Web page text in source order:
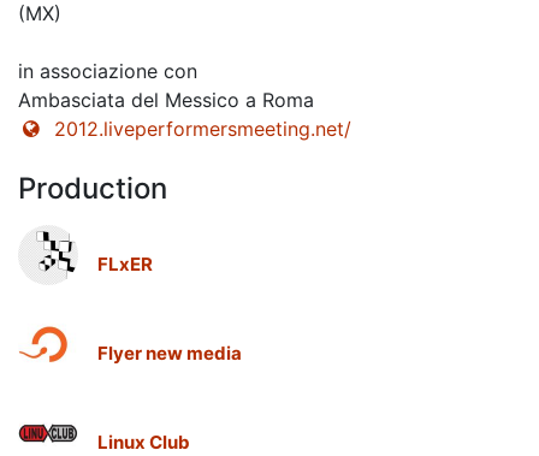
(MX)
in associazione con
Ambasciata del Messico a Roma
2012.liveperformersmeeting.net/
Production
FLxER
Flyer new media
Linux Club